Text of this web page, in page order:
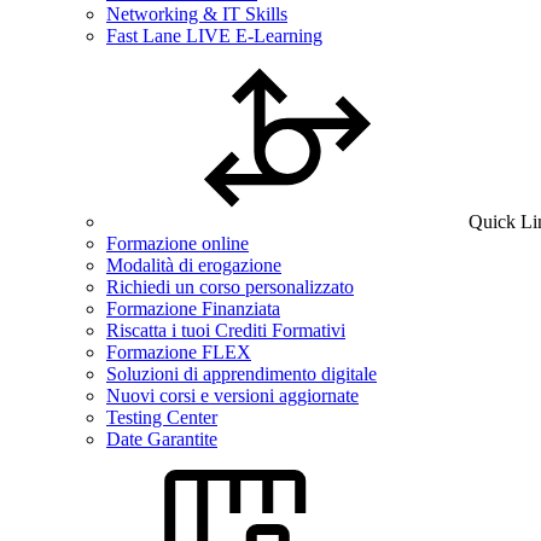
Networking & IT Skills
Fast Lane LIVE E-Learning
Quick
Formazione online
Modalità di erogazione
Richiedi un corso personalizzato
Formazione Finanziata
Riscatta i tuoi Crediti Formativi
Formazione FLEX
Soluzioni di apprendimento digitale
Nuovi corsi e versioni aggiornate
Testing Center
Date Garantite